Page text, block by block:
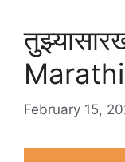
February 15,